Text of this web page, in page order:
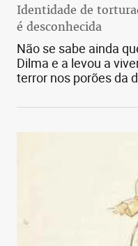
Identidade de
é desconhecida
Não se sabe ainda
Dilma e a levou a
terror nos porões da